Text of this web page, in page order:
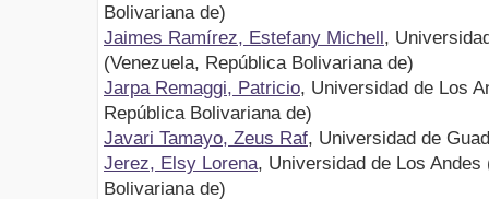
Bolivariana de)
Jaimes Ramírez, Estefany Michell ,
(Venezuela, República Bolivariana de)
Jarpa Remaggi, Patricio, Universidad de Los
República Bolivariana de)
Javari Tamayo, Zeus Raf, Universidad de
Jerez, Elsy Lorena, Universidad de Los
Bolivariana de)